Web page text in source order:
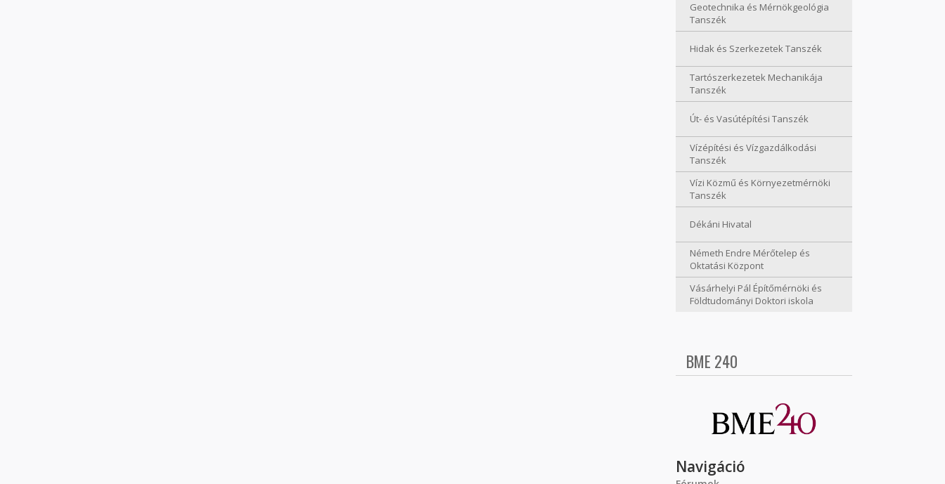
Geotechnika és Mérnökgeológia
Tanszék
Hidak és Szerkezetek Tanszék
Tartószerkezetek Mechanikája
Tanszék
Út- és Vasútépítési Tanszék
Vízépítési és Vízgazdálkodási
Tanszék
Vízi Közmű és Környezetmérnöki
Tanszék
Dékáni Hivatal
Németh Endre Mérőtelep és
Oktatási Központ
Vásárhelyi Pál Építőmérnöki és
Földtudományi Doktori iskola
BME 240
Navigáció